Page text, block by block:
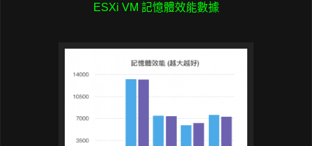
ESXi VM 記憶體效能數據